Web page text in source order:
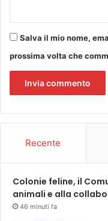
Salva il mio nome,
prossima volta che
Recente
Colonie feline, il
animali e alla
46 minuti fa